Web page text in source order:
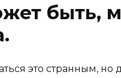
быть,
это странным,